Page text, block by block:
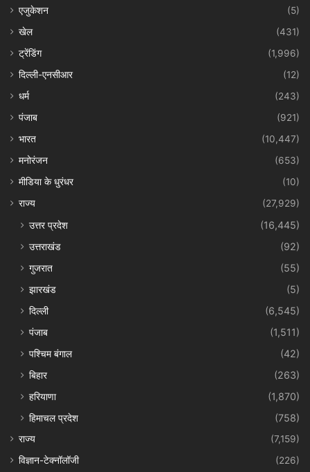
एजुकेशन
(5)
खेल
(431)
ट्रेंडिंग
(1,996)
दिल्ली-एनसीआर
(12)
धर्म
(243)
पंजाब
(921)
भारत
(10,447)
मनोरंजन
(653)
मीडिया के धुरंधर
(10)
राज्य
(27,929)
उत्तर प्रदेश
(16,445)
उत्तराखंड
(92)
गुजरात
(55)
झारखंड
(5)
दिल्ली
(6,545)
पंजाब
(1,511)
पश्चिम बंगाल
(42)
बिहार
(263)
हरियाणा
(1,870)
हिमाचल प्रदेश
(758)
राज्य
(7,159)
विज्ञान-टेक्नॉलॉजी
(226)